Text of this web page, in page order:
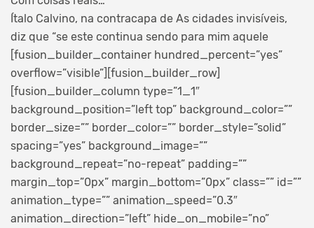
Ítalo Calvino, na contracapa de As cidades invisíveis,
diz que “se este continua sendo para mim aquele
[fusion_builder_container hundred_percent=”yes”
overflow=”visible”][fusion_builder_row]
[fusion_builder_column type=”1_1″
background_position=”left top” background_color=””
border_size=”” border_color=”” border_style=”solid”
spacing=”yes” background_image=””
background_repeat=”no-repeat” padding=””
margin_top=”0px” margin_bottom=”0px” class=”” id=””
animation_type=”” animation_speed=”0.3″
animation_direction=”left” hide_on_mobile=”no”